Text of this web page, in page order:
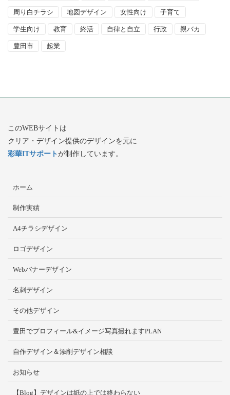
周り白チラシ 地図デザイン 女性向け 子育て
学生向け 教育 終活 自律と自立 行政 親バカ
豊田市 起業
このWEBサイトは
クリア・デザイン提供のデザインを元に
彩華ITサポートが制作しています。
ホーム
制作実績
A4チラシデザイン
ロゴデザイン
Webバナーデザイン
名刺デザイン
その他デザイン
豊田でプロフィール&イメージ写真撮れますPLAN
自作デザイン＆添削デザイン相談
お知らせ
【Blog】デザインは紙の上では終わらない